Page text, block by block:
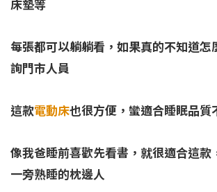
床墊等
每張都可以躺躺看，如果真的不知道怎
詢門市人員
這款電動床也很方便，蠻適合睡眠品質
像我爸睡前喜歡先看書，就很適合這款
一旁熟睡的枕邊人